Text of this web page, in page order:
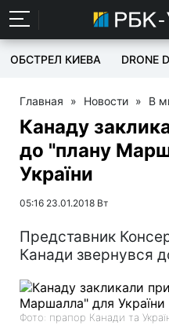
ОБСТРЕЛ КИЕВА DRONE
Главная » Новости » В
Канаду
до "плану
України
05:16 23.01.2018 Вт
Представник
Канади звернувся
Фото: прапор Канади та